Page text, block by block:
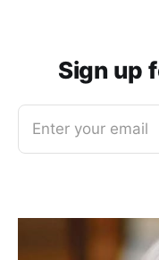
Sign up
Enter your email